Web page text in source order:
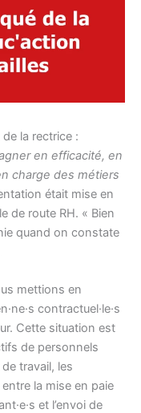
la rectrice :
en efficacité, en
charge des métiers
était mise en
de route RH. « Bien
quand on constate
mettions en
contractuel·le·s
Cette situation est
de personnels
travail, les
la mise en paie
et l’envoi de